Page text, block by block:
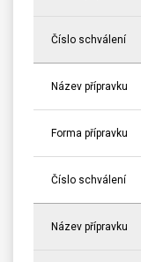
Číslo schválení
Název přípravku
Forma přípravku
Číslo schválení
Název přípravku